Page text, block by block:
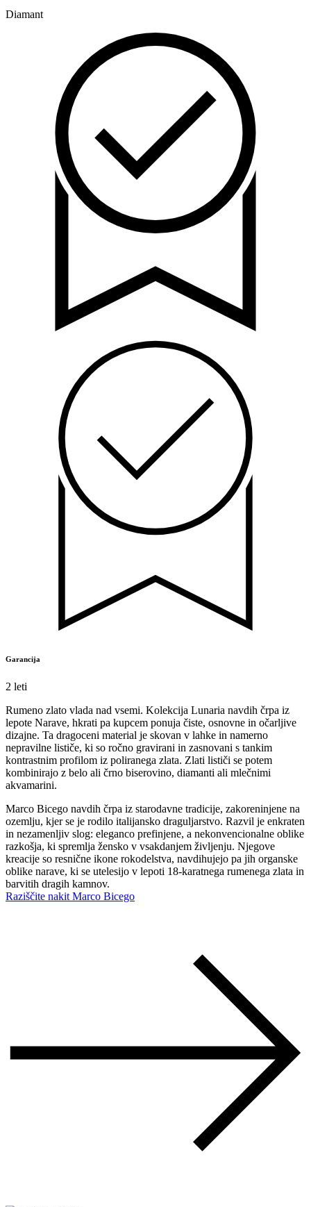
Diamant
Garancija
2 leti
Rumeno zlato vlada nad vsemi. Kolekcija Lunaria navdih črpa iz
lepote Narave, hkrati pa kupcem ponuja čiste, osnovne in očarljive
dizajne. Ta dragoceni material je skovan v lahke in namerno
nepravilne lističe, ki so ročno gravirani in zasnovani s tankim
kontrastnim profilom iz poliranega zlata. Zlati lističi se potem
kombinirajo z belo ali črno biserovino, diamanti ali mlečnimi
akvamarini.
Marco Bicego navdih črpa iz starodavne tradicije, zakoreninjene na
ozemlju, kjer se je rodilo italijansko draguljarstvo. Razvil je enkraten
in nezamenljiv slog: eleganco prefinjene, a nekonvencionalne oblike
razkošja, ki spremlja žensko v vsakdanjem življenju. Njegove
kreacije so resnične ikone rokodelstva, navdihujejo pa jih organske
oblike narave, ki se utelesijo v lepoti 18-karatnega rumenega zlata in
barvitih dragih kamnov.
Raziščite nakit Marco Bicego